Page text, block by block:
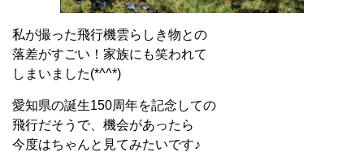
私が撮った飛行機雲らしき物との
落差がすごい！家族にも笑われて
しまいました(*^^*)
愛知県の誕生150周年を記念しての
飛行だそうで、機会があったら
今度はちゃんと見てみたいです♪